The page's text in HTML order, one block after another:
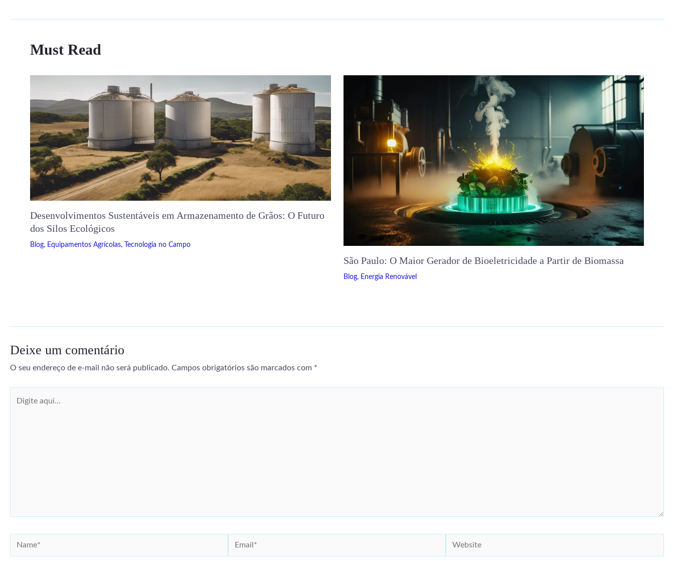
Must Read
Desenvolvimentos Sustentáveis ​​em Armazenamento de Grãos: O Futuro
dos Silos Ecológicos
Blog, Equipamentos Agrícolas, Tecnologia no Campo
São Paulo: O Maior Gerador de Bioeletricidade a Partir de Biomassa
Blog, Energia Renovável
Deixe um comentário
O seu endereço de e-mail não será publicado. Campos obrigatórios são marcados com *
Name* Email* Website